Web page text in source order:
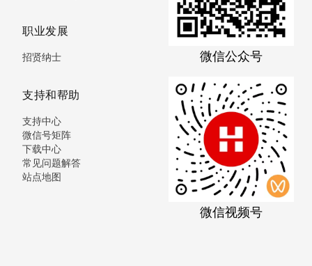
职业发展
招贤纳士
支持和帮助
支持中心
微信号矩阵
下载中心
常见问题解答
站点地图
微信公众号
微信视频号